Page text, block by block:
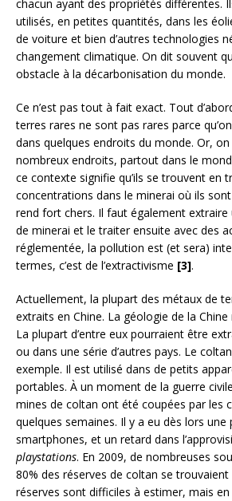
chacun ayant des propriétés différentes.
utilisés, en petites quantités, dans les
de voiture et bien d’autres technologies
changement climatique. On dit souvent
obstacle à la décarbonisation du monde.
Ce n’est pas tout à fait exact. Tout
terres rares ne sont pas rares parce
dans quelques endroits du monde. Or,
nombreux endroits, partout dans le
ce contexte signifie qu’ils se trouvent en
concentrations dans le minerai où ils
rend fort chers. Il faut également extraire
de minerai et le traiter ensuite avec des
réglementée, la pollution est (et sera)
termes, c’est de l’extractivisme [3].
Actuellement, la plupart des métaux de
extraits en Chine. La géologie de la Chine
La plupart d’entre eux pourraient être
ou dans une série d’autres pays. Le
exemple. Il est utilisé dans de petits
portables. À un moment de la guerre
mines de coltan ont été coupées par les
quelques semaines. Il y a eu dès lors une
smartphones, et un retard dans
playstations. En 2009, de nombreuses
80% des réserves de coltan se trouvaient
réserves sont difficiles à estimer, mais